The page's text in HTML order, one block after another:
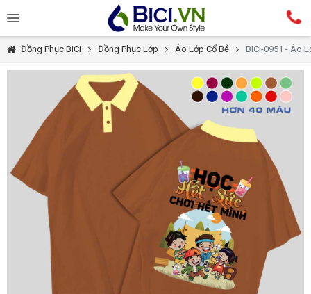
Đồng Phục BiCi Đồng Phục Lớp Áo Lớp Cổ Bẻ BICI-0951 - Áo